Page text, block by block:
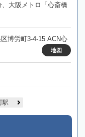
大阪メトロ「心斎橋
博労町3-4-15 ACN心
地図
駅